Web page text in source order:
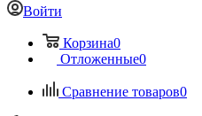
Войти
Корзина0
Отложенные0
Сравнение товаров0